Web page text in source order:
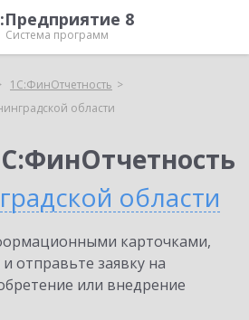
8
Система программ
1С:ФинОтчетность
области
области
карточками,
отправьте заявку на
или внедрение